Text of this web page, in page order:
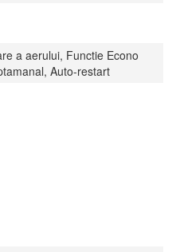
a aerului, Functie Econo
Auto-restart